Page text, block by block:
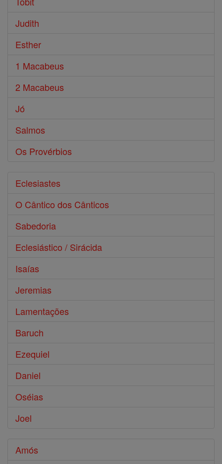
Judith
Esther
1 Macabeus
2 Macabeus
Jó
Salmos
Os Provérbios
Eclesiastes
O Cântico dos Cânticos
Sabedoria
Eclesiástico / Sirácida
Isaías
Jeremias
Lamentações
Baruch
Ezequiel
Daniel
Oséias
Joel
Amós